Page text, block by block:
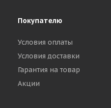
Покупателю
Условия оплаты
Условия доставки
Гарантия на товар
Акции